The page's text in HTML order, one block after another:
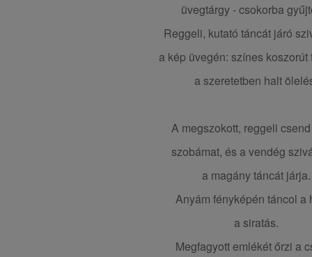
üvegtárgy - csokorba
Reggeli, kutató táncát járó
a kép üvegén: színes koszorút
a szeretetben halt
A megszokott, reggeli
szobámat, és a vendég
a magány táncát járja.
Anyám fényképén táncol a
a siratás.
Megfagyott emlékét őrzi a